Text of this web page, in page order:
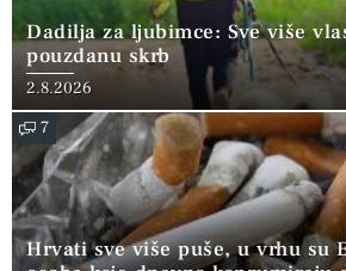
Dadilja za ljubimce: Sve više
pouzdanu skrb
2.8.2026
7
Hrvati sve više puše, u vrhu su